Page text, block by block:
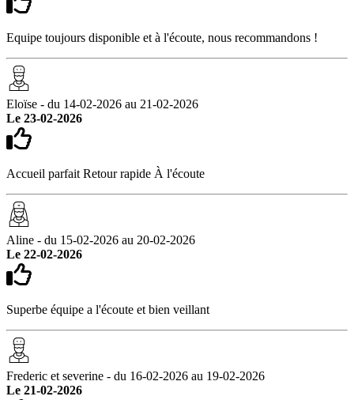
Equipe toujours disponible et à l'écoute, nous recommandons !
Eloïse - du 14-02-2026 au 21-02-2026
Le 23-02-2026
Accueil parfait Retour rapide À l'écoute
Aline - du 15-02-2026 au 20-02-2026
Le 22-02-2026
Superbe équipe a l'écoute et bien veillant
Frederic et severine - du 16-02-2026 au 19-02-2026
Le 21-02-2026